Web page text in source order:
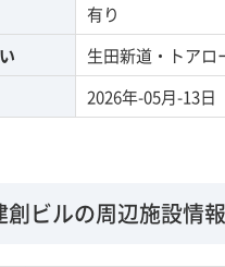
有り
生田新道・トアロ
2026年-05月-13日
創ビルの周辺施設情報